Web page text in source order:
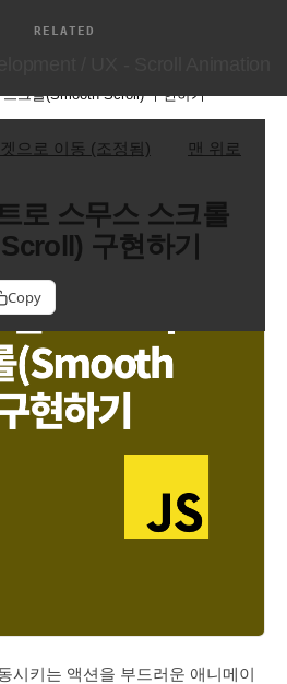
크롤(Smooth Scroll) 구현하기
Animation
로 스무스 스크롤
구현하기
Copy
pending.
시키는 액션을 부드러운 애니메이
으로 이동 (조정됨) 맨 위로
RELATED